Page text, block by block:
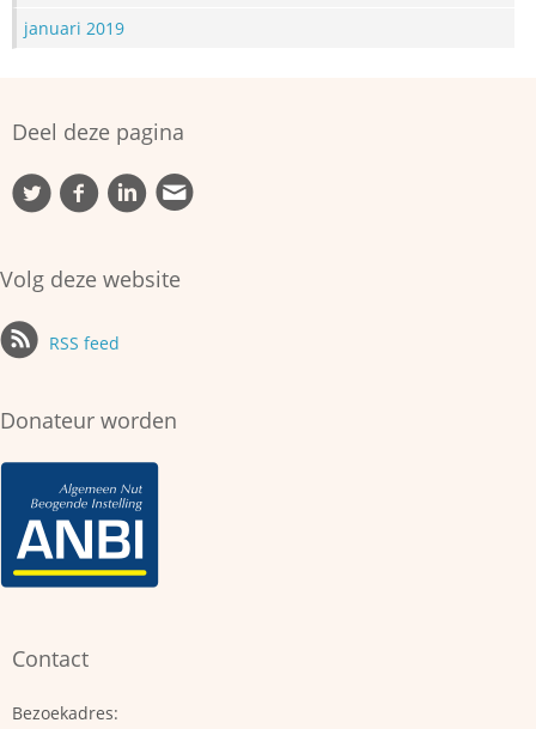
januari 2019
Deel deze pagina
Volg deze website
RSS feed
Donateur worden
Contact
Bezoekadres: